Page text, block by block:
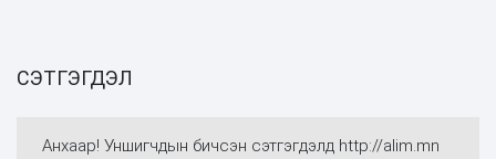
СЭТГЭГДЭЛ
Анхаар! Уншигчдын бичсэн сэтгэгдэлд http://alim.mn